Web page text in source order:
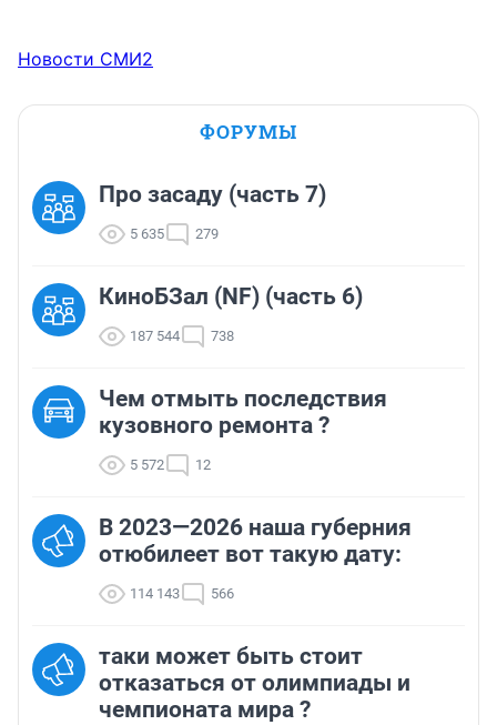
Новости СМИ2
ФОРУМЫ
Про засаду (часть 7)
5 635 279
КиноБЗал (NF) (часть 6)
187 544 738
Чем отмыть последствия
кузовного ремонта ?
5 572 12
В 2023—2026 наша губерния
отюбилеет вот такую дату:
114 143 566
таки может быть стоит
отказаться от олимпиады и
чемпионата мира ?